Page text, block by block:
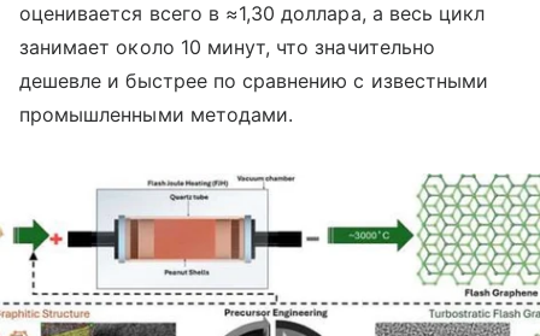
оценивается всего в ≈1,30 доллара, а весь цикл
занимает около 10 минут, что значительно
дешевле и быстрее по сравнению с известными
промышленными методами.